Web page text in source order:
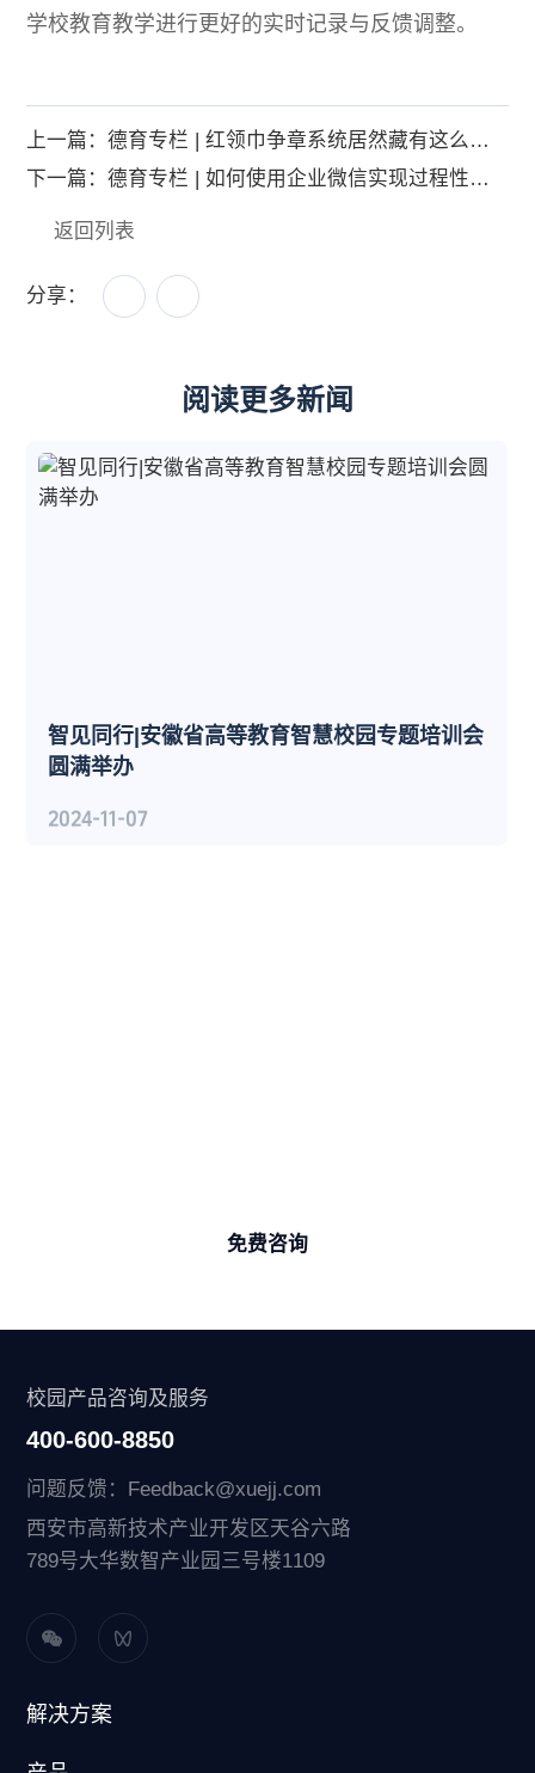
学校教育教学进行更好的实时记录与反馈调整。
上一篇：德育专栏 | 红领巾争章系统居然藏有这么多宝藏！
下一篇：德育专栏 | 如何使用企业微信实现过程性学生发展评价？
返回列表
分享：
阅读更多新闻
聚焦民办教育发展 | 2024高质量发展交流会在
西安成功举办
2024-11-07
免费咨询
校园产品咨询及服务
400-600-8850
问题反馈：Feedback@xuejj.com
西安市高新技术产业开发区天谷六路
789号大华数智产业园三号楼1109
解决方案